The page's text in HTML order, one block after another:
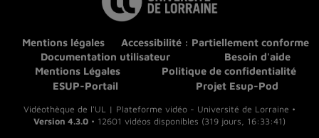
Mentions légales
Accessibilité : Partiellement conforme
Documentation utilisateur
Besoin d'aide
Mentions Légales
Politique de confidentialité
ESUP-Portail
Projet Esup-Pod
Vidéothèque de l'UL | Plateforme vidéo - Université de Lorraine •
Version 4.3.0 • 12601 vidéos disponibles (319 jours, 16:33:41)